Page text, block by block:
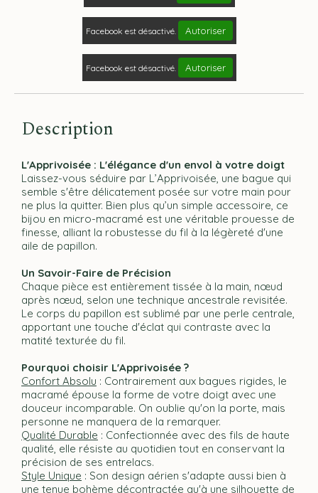
Facebook est désactivé. Autoriser
Facebook est désactivé. Autoriser
Description
L'Apprivoisée : L'élégance d'un envol à votre doigt
Laissez-vous séduire par L’Apprivoisée, une bague qui
semble s'être délicatement posée sur votre main pour
ne plus la quitter. Bien plus qu’un simple accessoire, ce
bijou en micro-macramé est une véritable prouesse de
finesse, alliant la robustesse du fil à la légèreté d'une
aile de papillon.
Un Savoir-Faire de Précision
Chaque pièce est entièrement tissée à la main, nœud
après nœud, selon une technique ancestrale revisitée.
Le corps du papillon est sublimé par une perle centrale,
apportant une touche d'éclat qui contraste avec la
matité texturée du fil.
Pourquoi choisir L'Apprivoisée ?
Confort Absolu : Contrairement aux bagues rigides, le
macramé épouse la forme de votre doigt avec une
douceur incomparable. On oublie qu'on la porte, mais
personne ne manquera de la remarquer.
Qualité Durable : Confectionnée avec des fils de haute
qualité, elle résiste au quotidien tout en conservant la
précision de ses entrelacs.
Style Unique : Son design aérien s'adapte aussi bien à
une tenue bohème décontractée qu'à une silhouette de